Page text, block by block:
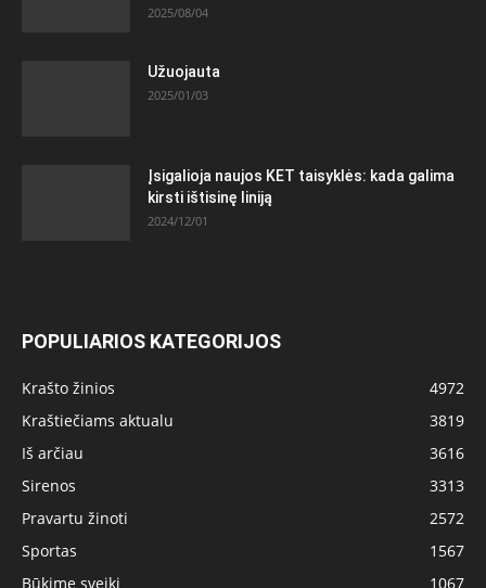
2025/08/04
Užuojauta
2025/01/03
Įsigalioja naujos KET taisyklės: kada galima
kirsti ištisinę liniją
2024/12/01
POPULIARIOS KATEGORIJOS
Krašto žinios
4972
Kraštiečiams aktualu
3819
Iš arčiau
3616
Sirenos
3313
Pravartu žinoti
2572
Sportas
1567
Būkime sveiki
1067